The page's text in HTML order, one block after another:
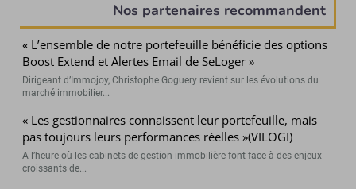
Nos partenaires recommandent
« L’ensemble de notre portefeuille bénéficie des options
Boost Extend et Alertes Email de SeLoger »
Dirigeant d’Immojoy, Christophe Goguery revient sur les évolutions du
marché immobilier...
« Les gestionnaires connaissent leur portefeuille, mais
pas toujours leurs performances réelles »(VILOGI)
A l’heure où les cabinets de gestion immobilière font face à des enjeux
croissants de...